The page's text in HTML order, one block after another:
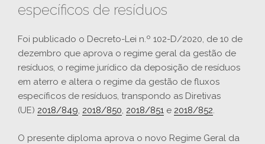
específicos de resíduos
Foi publicado o Decreto-Lei n.º 102-D/2020, de 10 de
dezembro que aprova o regime geral da gestão de
resíduos, o regime jurídico da deposição de resíduos
em aterro e altera o regime da gestão de fluxos
específicos de resíduos, transpondo as Diretivas
(UE) 2018/849, 2018/850, 2018/851 e 2018/852.
O presente diploma aprova o novo Regime Geral da